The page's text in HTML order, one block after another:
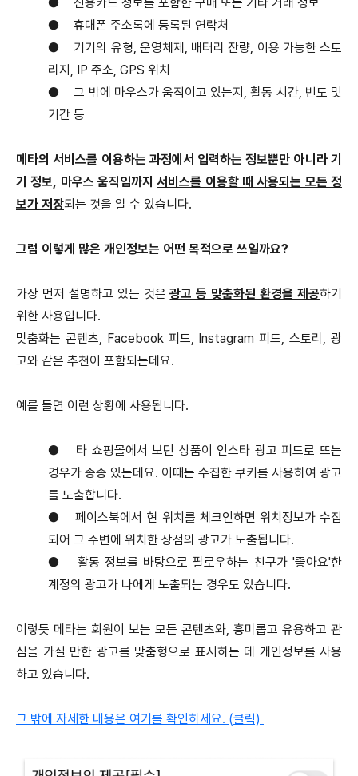
●
휴대폰 주소록에 등록된 연락처
●
기기의 유형, 운영체제, 배터리 잔량, 이용 가능한 스토
리지, IP 주소, GPS 위치
●
그 밖에 마우스가 움직이고 있는지, 활동 시간, 빈도 및
기간 등
메타의 서비스를 이용하는 과정에서 입력하는 정보뿐만 아니라 기
기 정보, 마우스 움직임까지서비스를 이용할 때 사용되는 모든 정
보가 저장되는 것을 알 수 있습니다.
그럼 이렇게 많은 개인정보는 어떤 목적으로 쓰일까요?
가장 먼저 설명하고 있는 것은광고 등 맞춤화된 환경을 제공하기
위한 사용입니다.
맞춤화는 콘텐츠, Facebook 피드, Instagram 피드, 스토리, 광
고와 같은 추천이 포함되는데요.
예를 들면 이런 상황에 사용됩니다.
●
타 쇼핑몰에서 보던 상품이 인스타 광고 피드로 뜨는
경우가 종종 있는데요. 이때는 수집한 쿠키를 사용하여 광고
를 노출합니다.
●
페이스북에서 현 위치를 체크인하면 위치정보가 수집
되어 그 주변에 위치한 상점의 광고가 노출됩니다.
●
활동 정보를 바탕으로 팔로우하는 친구가 '좋아요'한
계정의 광고가 나에게 노출되는 경우도 있습니다.
이렇듯 메타는 회원이 보는 모든 콘텐츠와, 흥미롭고 유용하고 관
심을 가질 만한 광고를 맞춤형으로 표시하는 데 개인정보를 사용
하고 있습니다.
그 밖에 자세한 내용은 여기를 확인하세요. (클릭)